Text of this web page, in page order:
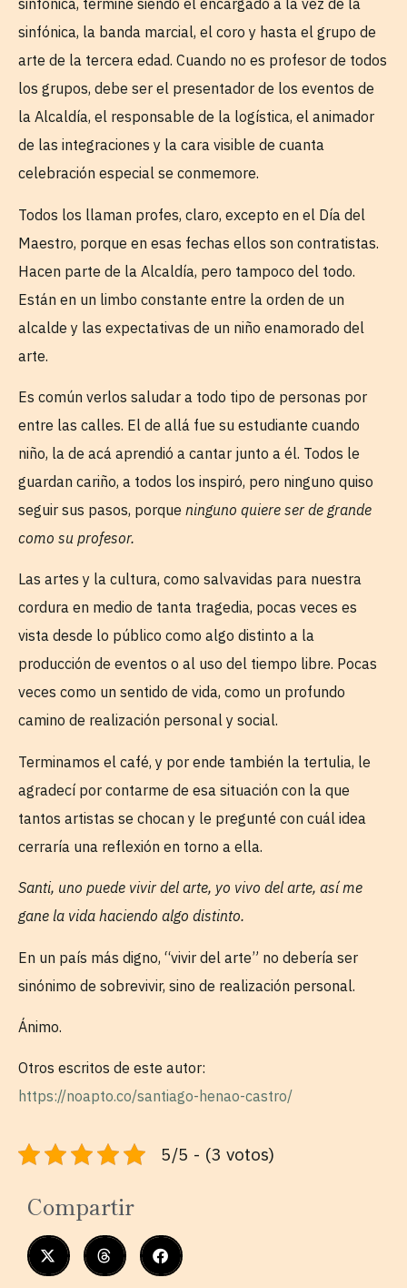
sinfónica, termine siendo el encargado a la vez de la
sinfónica, la banda marcial, el coro y hasta el grupo de
arte de la tercera edad. Cuando no es profesor de todos
los grupos, debe ser el presentador de los eventos de
la Alcaldía, el responsable de la logística, el animador
de las integraciones y la cara visible de cuanta
celebración especial se conmemore.
Todos los llaman profes, claro, excepto en el Día del
Maestro, porque en esas fechas ellos son contratistas.
Hacen parte de la Alcaldía, pero tampoco del todo.
Están en un limbo constante entre la orden de un
alcalde y las expectativas de un niño enamorado del
arte.
Es común verlos saludar a todo tipo de personas por
entre las calles. El de allá fue su estudiante cuando
niño, la de acá aprendió a cantar junto a él. Todos le
guardan cariño, a todos los inspiró, pero ninguno quiso
seguir sus pasos, porque ninguno quiere ser de grande
como su profesor.
Las artes y la cultura, como salvavidas para nuestra
cordura en medio de tanta tragedia, pocas veces es
vista desde lo público como algo distinto a la
producción de eventos o al uso del tiempo libre. Pocas
veces como un sentido de vida, como un profundo
camino de realización personal y social.
Terminamos el café, y por ende también la tertulia, le
agradecí por contarme de esa situación con la que
tantos artistas se chocan y le pregunté con cuál idea
cerraría una reflexión en torno a ella.
Santi, uno puede vivir del arte, yo vivo del arte, así me
gane la vida haciendo algo distinto.
En un país más digno, “vivir del arte” no debería ser
sinónimo de sobrevivir, sino de realización personal.
Ánimo.
Otros escritos de este autor:
https://noapto.co/santiago-henao-castro/
5/5 - (3 votos)
Compartir